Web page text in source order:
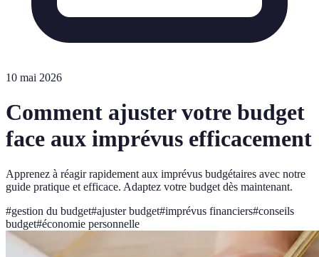
10 mai 2026
Comment ajuster votre budget
face aux imprévus efficacement
Apprenez à réagir rapidement aux imprévus budgétaires avec notre
guide pratique et efficace. Adaptez votre budget dès maintenant.
#gestion du budget#ajuster budget#imprévus financiers#conseils
budget#économie personnelle